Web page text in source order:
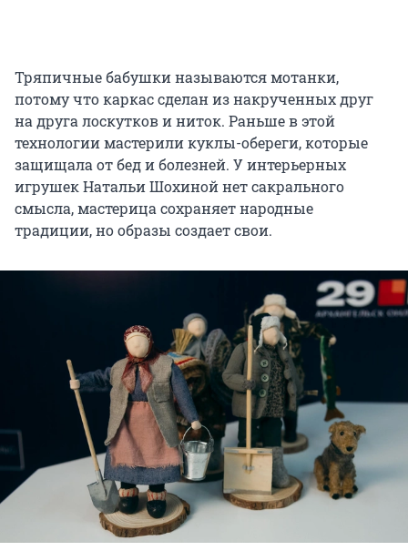
Тряпичные бабушки называются мотанки,
потому что каркас сделан из накрученных друг
на друга лоскутков и ниток. Раньше в этой
технологии мастерили куклы-обереги, которые
защищала от бед и болезней. У интерьерных
игрушек Натальи Шохиной нет сакрального
смысла, мастерица сохраняет народные
традиции, но образы создает свои.